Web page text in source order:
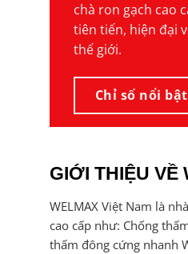
chà ron gạch cao
tiên tiến, hiện đại
thế giới.
Chỉ số nổi bật
GIỚI THIỆU VỀ
WELMAX Việt Nam là
cao cấp như: Chống
thấm đông cứng nhanh